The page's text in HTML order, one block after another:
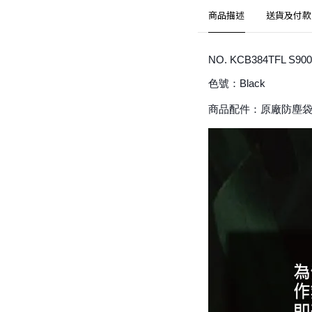
商品描述 送貨及付
NO. KCB384TFL S900
色號：Black
商品配件：原廠防塵袋